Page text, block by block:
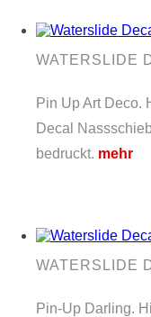
WATERSLIDE
Pin Up Art Deco.
Decal
bedruckt. mehr
WATERSLIDE
Pin-Up Darling.